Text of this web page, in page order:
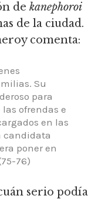
de kanephoroi
de la ciudad.
comenta:
Su
para
ofrendas e
en las
candidata
poner en
76)
serio podía